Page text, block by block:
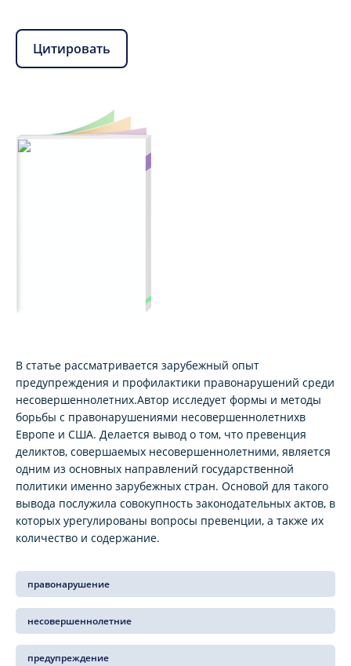
Цитировать
В статье рассматривается зарубежный опыт
предупреждения и профилактики правонарушений среди
несовершеннолетних.Автор исследует формы и методы
борьбы с правонарушениями несовершеннолетнихв
Европе и США. Делается вывод о том, что превенция
деликтов, совершаемых несовершеннолетними, является
одним из основных направлений государственной
политики именно зарубежных стран. Основой для такого
вывода послужила совокупность законодательных актов, в
которых урегулированы вопросы превенции, а также их
количество и содержание.
правонарушение
несовершеннолетние
предупреждение